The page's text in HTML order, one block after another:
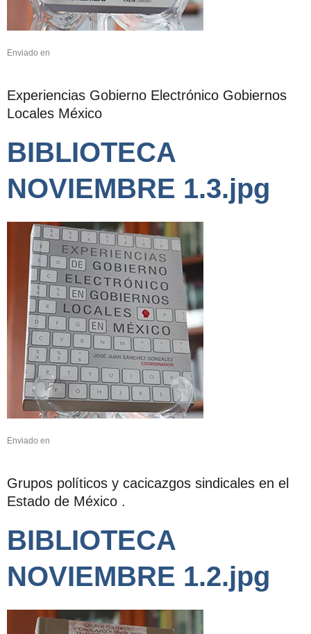
Enviado en
Experiencias Gobierno Electrónico Gobiernos
Locales México
BIBLIOTECA
NOVIEMBRE 1.3.jpg
Enviado en
Grupos políticos y cacicazgos sindicales en el
Estado de México .
BIBLIOTECA
NOVIEMBRE 1.2.jpg